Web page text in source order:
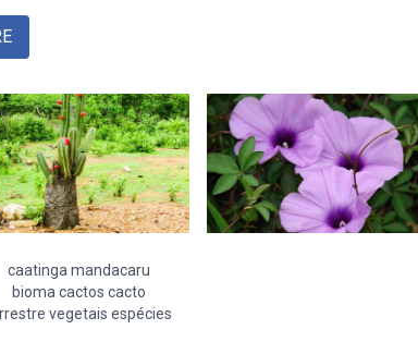
caatinga mandacaru
bioma cactos cacto
vegetais espécies